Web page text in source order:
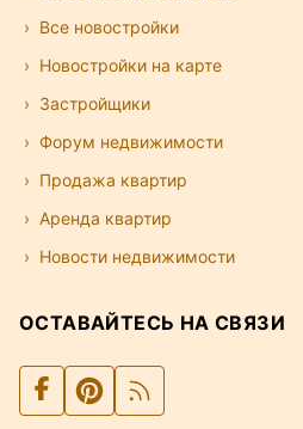
Все новостройки
Новостройки на карте
Застройщики
Форум недвижимости
Продажа квартир
Аренда квартир
Новости недвижимости
ОСТАВАЙТЕСЬ НА СВЯЗИ